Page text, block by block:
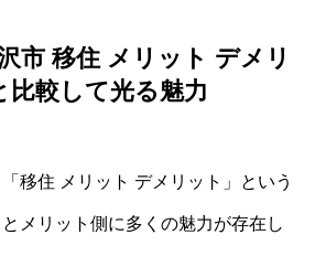
市 移住 メリット デメリ
比較して光る魅力
移住 メリット デメリット」という
メリット側に多くの魅力が存在し